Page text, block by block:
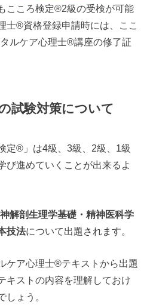
こころ検定®2級の受検が可能
士®資格登録申請時には、ここ
ルケア心理士®講座の修了証
試験対策について
定®」は4級、3級、2級、1級
び進めていくことが出来るよ
解剖生理学基礎・精神医科学
技法について出題されます。
ケア心理士®テキストから出題
キストの内容を理解しておけ
しょう。